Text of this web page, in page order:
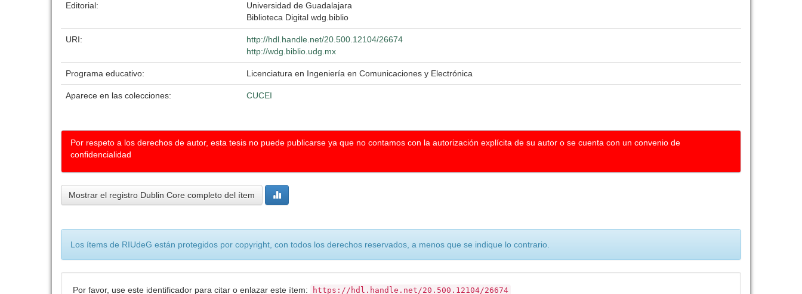
Editorial:
Universidad de Guadalajara
Biblioteca Digital wdg.biblio
URI:
http://hdl.handle.net/20.500.12104/26674
http://wdg.biblio.udg.mx
Programa educativo: Licenciatura en Ingeniería en Comunicaciones y Electrónica
Aparece en las colecciones: CUCEI
Por respeto a los derechos de autor, esta tesis no puede publicarse ya que no contamos con la autorización explícita de su autor o se cuenta con un convenio de
confidencialidad
Mostrar el registro Dublin Core completo del ítem
Los ítems de RIUdeG están protegidos por copyright, con todos los derechos reservados, a menos que se indique lo contrario.
Por favor, use este identificador para citar o enlazar este ítem: https://hdl.handle.net/20.500.12104/26674